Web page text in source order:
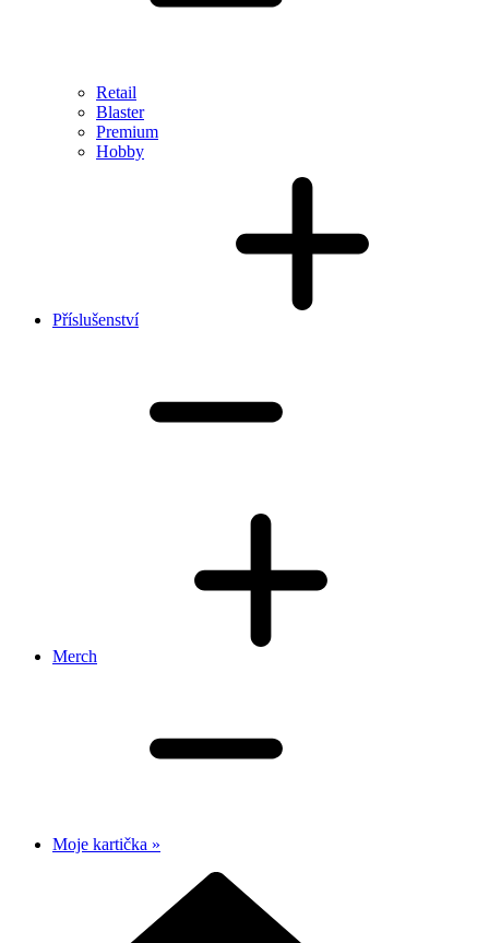
Retail
Blaster
Premium
Hobby
Příslušenství
Merch
Moje kartička »